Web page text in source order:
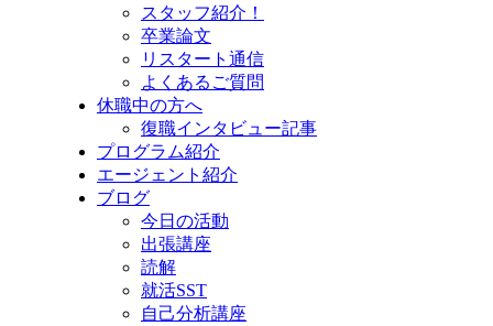
スタッフ紹介！
卒業論文
リスタート通信
よくあるご質問
休職中の方へ
復職インタビュー記事
プログラム紹介
エージェント紹介
ブログ
今日の活動
出張講座
読解
就活SST
自己分析講座